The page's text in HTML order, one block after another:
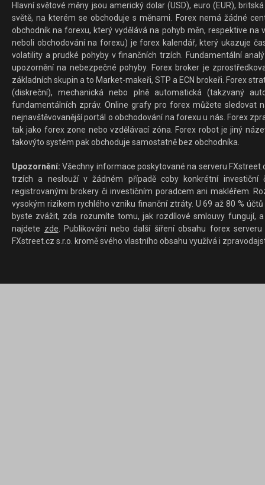
Hlavní světové měny jsou americký dolar (USD), euro (EUR),
světě, na kterém se obchoduje s měnami. Forex nemá žádné
obchodník na forexu, který vydělává na pohyb měn, respektive
neboli obchodování na forexu) je forex kalendář, který ukazuje
volatility a prudké pohyby v finančních trzích. Fundamentální
upozornění na nebezpečné pohyby. Forex broker je
základních skupin a to Market-makeři, STP a ECN brokeři. Forex
(diskreční), mechanická nebo plně automatická (takzvaný
fundamentálních zpráv. Online grafy pro forex můžete sledovat
nejnavštěvovanější portál o obchodování na forexu u nás. Forex
tak jako forex zone nebo vzdělávací zóna. Forex robot je jiný
takovýto systém pak obchoduje samostatně bez obchodníka.
Upozornění: Všechny informace poskytované na serveru
trzích a neslouží v žádném případě coby konkrétní investiční
registrovanými brokery či investičním poradcem ani makléřem.
vysokým rizikem rychlého vzniku finanční ztráty. U 69 až 80 %
byste zvážit, zda rozumíte tomu, jak rozdílové smlouvy fungují,
najdete zde. Publikování nebo další šíření obsahu forex
FXstreet.cz s.r.o. kromě svého vlastního obsahu využívá i